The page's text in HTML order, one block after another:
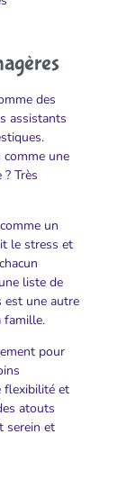
des
assistants
une
Très
un
le stress et
liste de
est une autre
famille.
pour
flexibilité et
atouts
serein et